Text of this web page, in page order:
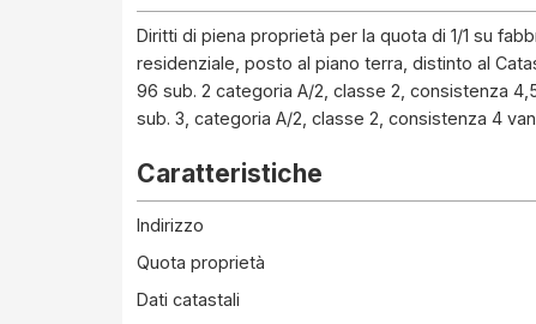
Diritti di piena proprietà per la quota di 1/1 su
residenziale, posto al piano terra, distinto al
96 sub. 2 categoria A/2, classe 2, consistenza
sub. 3, categoria A/2, classe 2, consistenza 4
Caratteristiche
Indirizzo
Quota proprietà
Dati catastali